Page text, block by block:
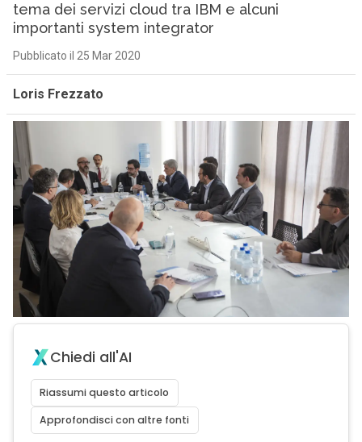
tema dei servizi cloud tra IBM e alcuni
importanti system integrator
Pubblicato il 25 Mar 2020
Loris Frezzato
Chiedi all'AI
Riassumi questo articolo
Approfondisci con altre fonti